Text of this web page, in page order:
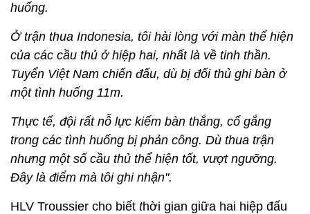
huống.
Ở trận thua Indonesia, tôi hài lòng với màn thể hiện
của các cầu thủ ở hiệp hai, nhất là về tinh thần.
Tuyển Việt Nam chiến đấu, dù bị đối thủ ghi bàn ở
một tình huống 11m.
Thực tế, đội rất nỗ lực kiếm bàn thắng, cố gắng
trong các tình huống bị phản công. Dù thua trận
nhưng một số cầu thủ thể hiện tốt, vượt ngưỡng.
Đây là điểm mà tôi ghi nhận".
HLV Troussier cho biết thời gian giữa hai hiệp đấu